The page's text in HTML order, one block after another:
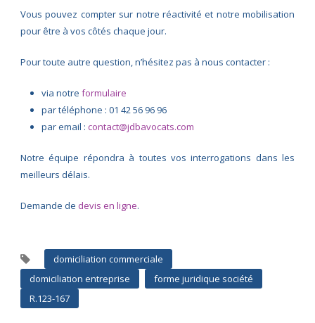
Vous pouvez compter sur notre réactivité et notre mobilisation
pour être à vos côtés chaque jour.
Pour toute autre question, n’hésitez pas à nous contacter :
via notre formulaire
par téléphone : 01 42 56 96 96
par email : contact@jdbavocats.com
Notre équipe répondra à toutes vos interrogations dans les
meilleurs délais.
Demande de devis en ligne.
domiciliation commerciale
domiciliation entreprise
forme juridique société
R.123-167